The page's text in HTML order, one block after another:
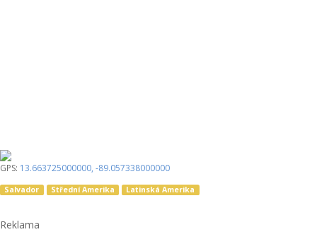
GPS: 13.663725000000, -89.057338000000
Salvador Střední Amerika Latinská Amerika
Reklama